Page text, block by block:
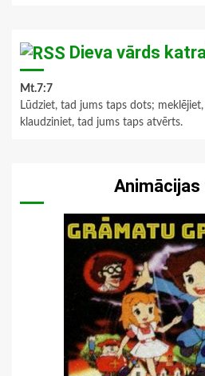
Dieva vārds
Mt.7:7
Lūdziet, tad jums taps dots;
klaudziniet, tad jums taps atvērts.